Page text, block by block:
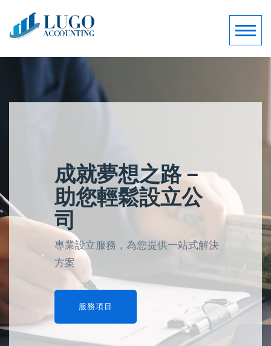
成就夢想之路－
助您輕鬆設立公
司
專業設立服務，為您提供一站式解決
方案
服務項目
精準、可靠、保
密
財務管理的信賴之選，為您提供全方
位的專業支持